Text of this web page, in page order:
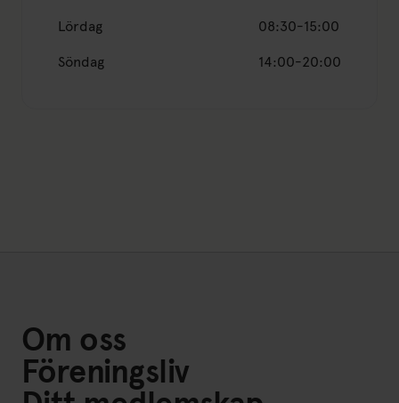
Lördag 08:30-15:00
Söndag 14:00-20:00
Om oss
Föreningsliv